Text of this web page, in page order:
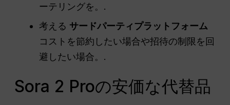
ーテリングを。.
考える サードパーティプラットフォーム
コストを節約したい場合や招待の制限を回
避したい場合。.
Sora 2 Proの安価な代替品